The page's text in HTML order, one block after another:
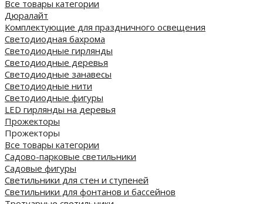
Все товары категории
Дюралайт
Комплектующие для праздничного освещения
Светодиодная бахрома
Светодиодные гирлянды
Светодиодные деревья
Светодиодные занавесы
Светодиодные нити
Светодиодные фигуры
LED гирлянды на деревья
Прожекторы
Прожекторы
Все товары категории
Садово-парковые светильники
Садовые фигуры
Светильники для стен и ступеней
Светильники для фонтанов и бассейнов